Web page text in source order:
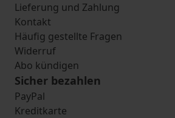
Lieferung und Zahlung
Kontakt
Häufig gestellte Fragen
Widerruf
Abo kündigen
Sicher bezahlen
PayPal
Kreditkarte